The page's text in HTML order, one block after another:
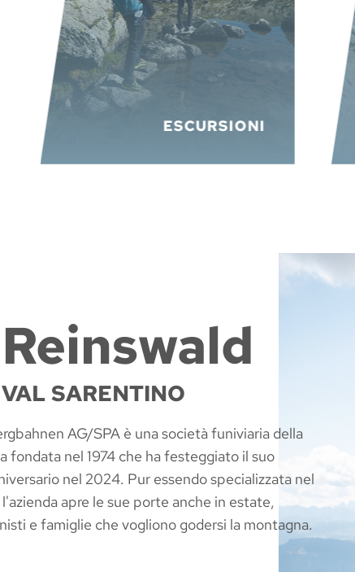
ESCURSIONI
Reinswald
VAL SARENTINO
AG/SPA è una società funiviaria della
fondata nel 1974 che ha festeggiato il suo
nel 2024. Pur essendo specializzata nel
apre le sue porte anche in estate,
e famiglie che vogliono godersi la montagna.